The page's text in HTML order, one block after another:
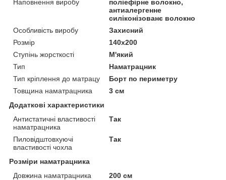
Наповнення виробу
поліефірне волокно,
антиалергенне
силіконізованє волокно
Особливість виробу
Захисний
Розмір
140x200
Ступінь жорсткості
М'який
Тип
Наматрацник
Тип кріплення до матрацу
Борт по периметру
Товщина наматрацника
3 см
Додаткові характеристики
Антистатичні властивості
наматрацника
Так
Пиловідштовхуючі
властивості чохла
Так
Розміри наматрацника
Довжина наматрацника
200 см